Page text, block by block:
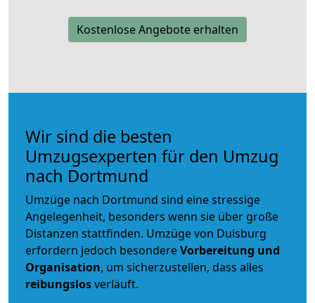
Kostenlose Angebote erhalten
Wir sind die besten
Umzugsexperten für den Umzug
nach Dortmund
Umzüge nach Dortmund sind eine stressige
Angelegenheit, besonders wenn sie über große
Distanzen stattfinden. Umzüge von Duisburg
erfordern jedoch besondereVorbereitung und
Organisation, um sicherzustellen, dass alles
reibungslosverläuft.